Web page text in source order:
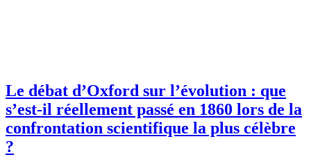
Le débat d’Oxford sur l’évolution : que
s’est-il réellement passé en 1860 lors de la
confrontation scientifique la plus célèbre
?